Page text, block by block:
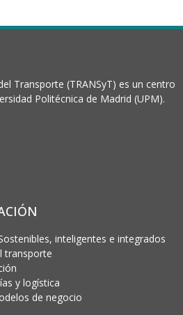
Transporte (TRANSyT) es un centro
Politécnica de Madrid (UPM).
inteligentes e integrados
transporte
y logística
de negocio